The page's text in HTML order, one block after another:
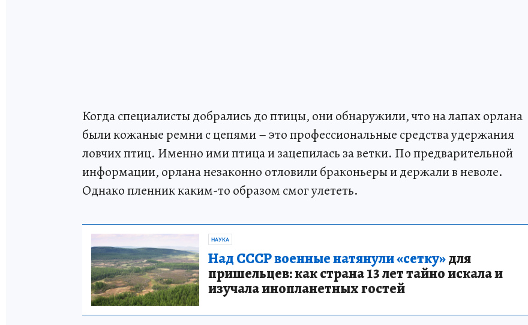
Когда специалисты добрались до птицы, они обнаружили, что на лапах орлана
были кожаные ремни с цепями – это профессиональные средства удержания
ловчих птиц. Именно ими птица и зацепилась за ветки. По предварительной
информации, орлана незаконно отловили браконьеры и держали в неволе.
Однако пленник каким-то образом смог улететь.
НАУКА
Над СССР военные натянули «сетку»для
пришельцев: как страна 13 лет тайно искала и
изучала инопланетных гостей